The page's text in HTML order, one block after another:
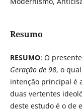
Resumo
RESUMO: O
Geração de 98, o
intenção principal é
duas vertentes
deste estudo é o de